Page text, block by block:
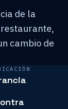
de la
cambio de